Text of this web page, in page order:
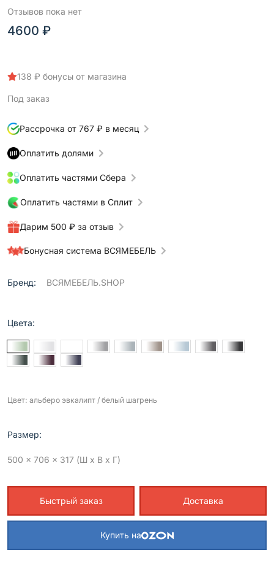
Отзывов пока нет
4600 ₽
138 ₽ бонусы от магазина
Под заказ
Рассрочка от 767 ₽ в месяц
Оплатить долями
Оплатить частями Сбера
Оплатить частями в Сплит
Дарим 500 ₽ за отзыв
Бонусная система ВСЯМЕБЕЛЬ
Бренд: ВСЯМЕБЕЛЬ.SHOP
Цвета:
Цвет: альберо эвкалипт / белый шагрень
Размер:
500 x 706 x 317 (Ш x В x Г)
Быстрый заказ Доставка
Купить на